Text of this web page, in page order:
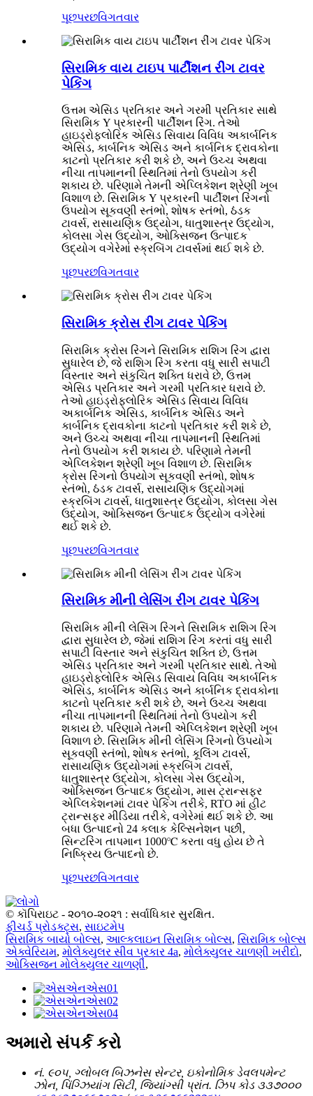
પૂછપરછવિગતવાર
સિરામિક વાય ટાઇપ પાર્ટીશન રીંગ ટાવર
પેકિંગ
ઉત્તમ એસિડ પ્રતિકાર અને ગરમી પ્રતિકાર સાથે
સિરામિક Y પ્રકારની પાર્ટીશન રિંગ. તેઓ
હાઇડ્રોફ્લોરિક એસિડ સિવાય વિવિધ અકાર્બનિક
એસિડ, કાર્બનિક એસિડ અને કાર્બનિક દ્રાવકોના
કાટનો પ્રતિકાર કરી શકે છે, અને ઉચ્ચ અથવા
નીચા તાપમાનની સ્થિતિમાં તેનો ઉપયોગ કરી
શકાય છે. પરિણામે તેમની એપ્લિકેશન શ્રેણી ખૂબ
વિશાળ છે. સિરામિક Y પ્રકારની પાર્ટીશન રિંગનો
ઉપયોગ સૂકવણી સ્તંભો, શોષક સ્તંભો, ઠંડક
ટાવર્સ, રાસાયણિક ઉદ્યોગ, ધાતુશાસ્ત્ર ઉદ્યોગ,
કોલસા ગેસ ઉદ્યોગ, ઓક્સિજન ઉત્પાદક
ઉદ્યોગ વગેરેમાં સ્ક્રબિંગ ટાવર્સમાં થઈ શકે છે.
પૂછપરછવિગતવાર
સિરામિક ક્રોસ રીંગ ટાવર પેકિંગ
સિરામિક ક્રોસ રિંગને સિરામિક રાશિગ રિંગ દ્વારા
સુધારેલ છે, જે રાશિગ રિંગ કરતા વધુ સારી સપાટી
વિસ્તાર અને સંકુચિત શક્તિ ધરાવે છે, ઉત્તમ
એસિડ પ્રતિકાર અને ગરમી પ્રતિકાર ધરાવે છે.
તેઓ હાઇડ્રોફ્લોરિક એસિડ સિવાય વિવિધ
અકાર્બનિક એસિડ, કાર્બનિક એસિડ અને
કાર્બનિક દ્રાવકોના કાટનો પ્રતિકાર કરી શકે છે,
અને ઉચ્ચ અથવા નીચા તાપમાનની સ્થિતિમાં
તેનો ઉપયોગ કરી શકાય છે. પરિણામે તેમની
એપ્લિકેશન શ્રેણી ખૂબ વિશાળ છે. સિરામિક
ક્રોસ રિંગનો ઉપયોગ સૂકવણી સ્તંભો, શોષક
સ્તંભો, ઠંડક ટાવર્સ, રાસાયણિક ઉદ્યોગમાં
સ્ક્રબિંગ ટાવર્સ, ધાતુશાસ્ત્ર ઉદ્યોગ, કોલસા ગેસ
ઉદ્યોગ, ઓક્સિજન ઉત્પાદક ઉદ્યોગ વગેરેમાં
થઈ શકે છે.
પૂછપરછવિગતવાર
સિરામિક મીની લેસિંગ રીંગ ટાવર પેકિંગ
સિરામિક મીની લેસિંગ રિંગને સિરામિક રાશિગ રિંગ
દ્વારા સુધારેલ છે, જેમાં રાશિગ રિંગ કરતાં વધુ સારી
સપાટી વિસ્તાર અને સંકુચિત શક્તિ છે, ઉત્તમ
એસિડ પ્રતિકાર અને ગરમી પ્રતિકાર સાથે. તેઓ
હાઇડ્રોફ્લોરિક એસિડ સિવાય વિવિધ અકાર્બનિક
એસિડ, કાર્બનિક એસિડ અને કાર્બનિક દ્રાવકોના
કાટનો પ્રતિકાર કરી શકે છે, અને ઉચ્ચ અથવા
નીચા તાપમાનની સ્થિતિમાં તેનો ઉપયોગ કરી
શકાય છે. પરિણામે તેમની એપ્લિકેશન શ્રેણી ખૂબ
વિશાળ છે. સિરામિક મીની લેસિંગ રિંગનો ઉપયોગ
સૂકવણી સ્તંભો, શોષક સ્તંભો, કૂલિંગ ટાવર્સ,
રાસાયણિક ઉદ્યોગમાં સ્ક્રબિંગ ટાવર્સ,
ધાતુશાસ્ત્ર ઉદ્યોગ, કોલસા ગેસ ઉદ્યોગ,
ઓક્સિજન ઉત્પાદક ઉદ્યોગ, માસ ટ્રાન્સફર
એપ્લિકેશનમાં ટાવર પેકિંગ તરીકે, RTO માં હીટ
ટ્રાન્સફર મીડિયા તરીકે, વગેરેમાં થઈ શકે છે. આ
બધા ઉત્પાદનો 24 કલાક કેલ્સિનેશન પછી,
સિન્ટરિંગ તાપમાન 1000℃ કરતા વધુ હોય છે તે
નિષ્ક્રિય ઉત્પાદનો છે.
પૂછપરછવિગતવાર
© કૉપિરાઇટ - ૨૦૧૦-૨૦૨૧ : સર્વાધિકાર સુરક્ષિત.
ફીચર્ડ પ્રોડક્ટ્સ, સાઇટમેપ
સિરામિક બાયો બોલ્સ, આલ્કલાઇન સિરામિક બોલ્સ, સિરામિક બોલ્સ
એક્વેરિયમ, મોલેક્યુલર સીવ પ્રકાર 4a, મોલેક્યુલર ચાળણી ખરીદો,
ઓક્સિજન મોલેક્યુલર ચાળણી,
અમારો સંપર્ક કરો
નં. ૯૦૫, ગ્લોબલ બિઝનેસ સેન્ટર, ઇકોનોમિક ડેવલપમેન્ટ
ઝોન, પિંગ્ઝિયાંગ સિટી, જિયાંગ્સી પ્રાંત. ઝિપ કોડ ૩૩૭૦૦૦